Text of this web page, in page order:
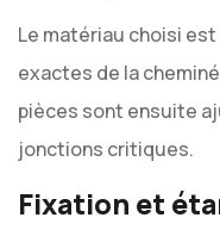
Le matériau choisi
exactes de la
pièces sont ensuite
jonctions critiques.
Fixation et